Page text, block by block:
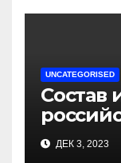
UNCATEGORISED
Состав
— ДЕК 3, 2023